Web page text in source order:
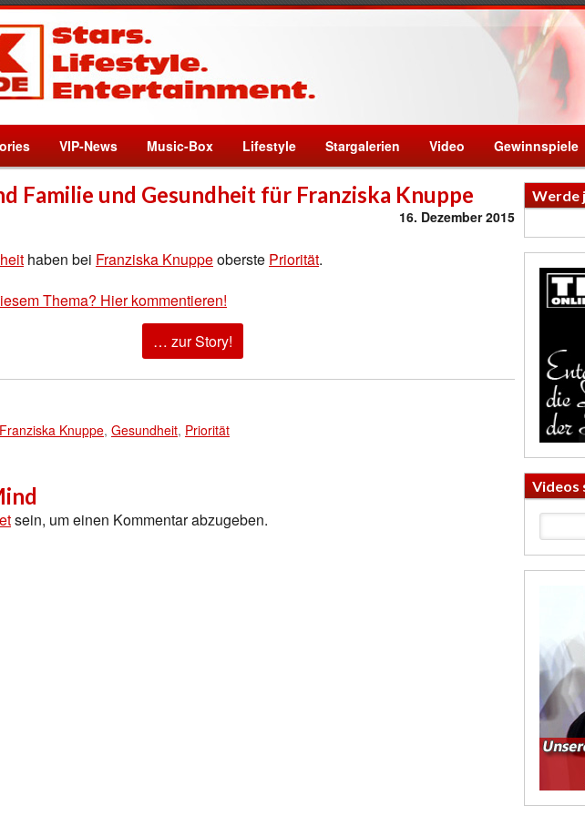
VIP-News Music-Box Lifestyle Stargalerien Video Gewinnspiele
Familie und Gesundheit für Franziska Knuppe
16. Dezember 2015
haben bei Franziska Knuppeoberste Priorität.
Thema? Hier kommentieren!
… zur Story!
Franziska Knuppe, Gesundheit, Priorität
sein, um einen Kommentar abzugeben.
Werde
Videos